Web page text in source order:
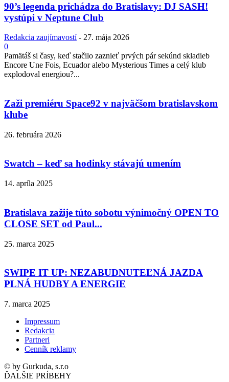
90’s legenda prichádza do Bratislavy: DJ SASH!
vystúpi v Neptune Club
Redakcia zaujímavostí - 27. mája 2026
0
Pamätáš si časy, keď stačilo zaznieť prvých pár sekúnd skladieb
Encore Une Fois, Ecuador alebo Mysterious Times a celý klub
explodoval energiou?...
Zaži premiéru Space92 v najväčšom bratislavskom
klube
26. februára 2026
Swatch – keď sa hodinky stávajú umením
14. apríla 2025
Bratislava zažije túto sobotu výnimočný OPEN TO
CLOSE SET od Paul...
25. marca 2025
SWIPE IT UP: NEZABUDNUTEĽNÁ JAZDA
PLNÁ HUDBY A ENERGIE
7. marca 2025
Impressum
Redakcia
Partneri
Cenník reklamy
© by Gurkuda, s.r.o
ĎALŠIE PRÍBEHY